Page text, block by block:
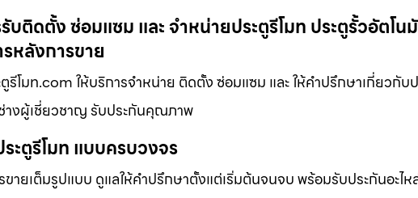
ติดตั้ง ซ่อมแซม และ จำหน่ายประตูรีโมท ประตูรั้วอัตโน
หลังการขาย
โมท.com ให้บริการจำหน่าย ติดตั้ง ซ่อมแซม และ ให้คำปรึกษาเกี่ยวกับ
างผู้เชี่ยวชาญ รับประกันคุณภาพ
ตูรีโมท แบบครบวงจร
ยเต็มรูปแบบ ดูแลให้คำปรึกษาตั้งแต่เริ่มต้นจนจบ พร้อมรับประกันอะไห